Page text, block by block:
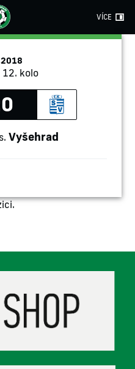
VÍCE
12. kolo
Vyšehrad